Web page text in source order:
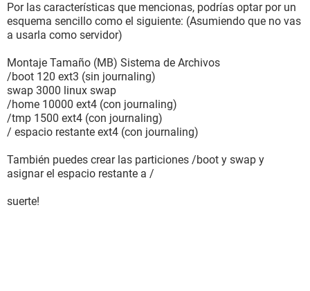
Por las características que mencionas, podrías optar por un
esquema sencillo como el siguiente: (Asumiendo que no vas
a usarla como servidor)
Montaje Tamaño (MB) Sistema de Archivos
/boot 120 ext3 (sin journaling)
swap 3000 linux swap
/home 10000 ext4 (con journaling)
/tmp 1500 ext4 (con journaling)
/ espacio restante ext4 (con journaling)
También puedes crear las particiones /boot y swap y
asignar el espacio restante a /
suerte!